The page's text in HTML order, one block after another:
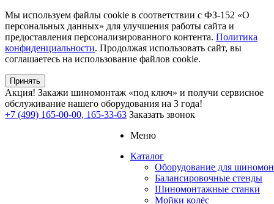
Мы используем файлы cookie в соответствии с ФЗ-152 «О
персональных данных» для улучшения работы сайта и
предоставления персонализированного контента. Политика
конфиденциальности. Продолжая использовать сайт, вы
соглашаетесь на использование файлов cookie.
Принять
Акция! Закажи шиномонтаж «под ключ» и получи сервисное
обслуживание нашего оборудования на 3 года!
+7 (499) 165-00-00, 165-33-63 Заказать звонок
Меню
Каталог
Оборудование для
Балансировочные стенды
Шиномонтажные станки
Мойки колёс